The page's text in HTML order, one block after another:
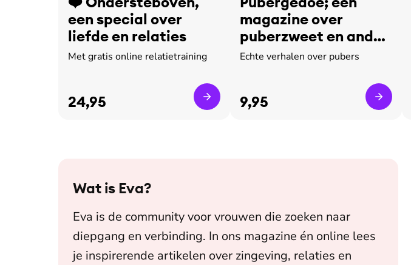
een special over
liefde en relaties
Met gratis online relatietraining
24,95
magazine over
puberzweet en ander
leed
Echte verhalen over pubers
9,95
Wat is Eva?
Eva is de community voor vrouwen die zoeken naar
diepgang en verbinding. In ons magazine én online lees
je inspirerende artikelen over zingeving, relaties en